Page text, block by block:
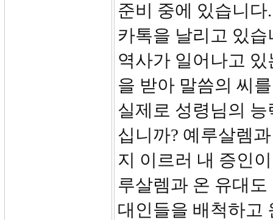
준비 중에 있습니
카톡을 날리고 있
역사가 일어나고
을 받아 말씀의 씨
실제로 성령님의
십니까? 예루살렘
지 이르러 내 증인
루살렘과 온 유대
대인들을 배척하고